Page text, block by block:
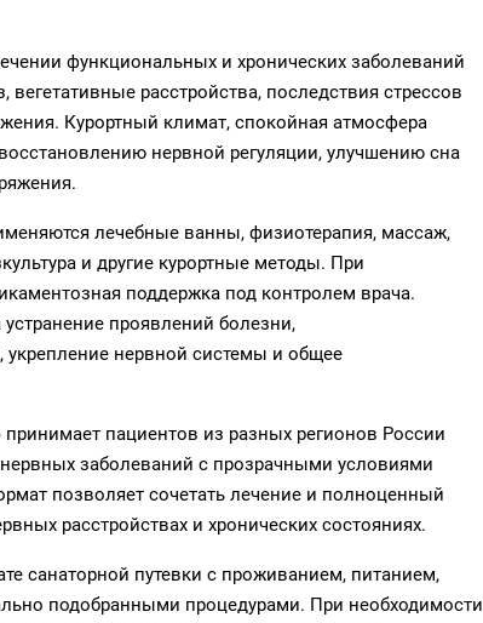
функциональных и хронических заболеваний
расстройства, последствия стрессов
Курортный климат, спокойная атмосфера
нервной регуляции, улучшению сна
лечебные ванны, физиотерапия, массаж,
и другие курортные методы. При
поддержка под контролем врача.
проявлений болезни,
укрепление нервной системы и общее
пациентов из разных регионов России
заболеваний с прозрачными условиями
позволяет сочетать лечение и полноценный
расстройствах и хронических состояниях.
санаторной путевки с проживанием, питанием,
подобранными процедурами. При необходимости